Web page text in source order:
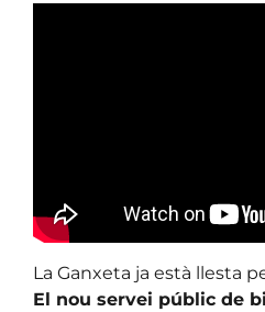
La Ganxeta ja està llesta
El nou servei públic de